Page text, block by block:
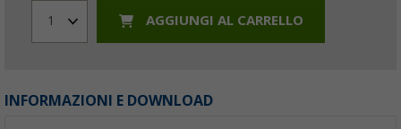
1 AGGIUNGI AL CARRELLO
INFORMAZIONI E DOWNLOAD